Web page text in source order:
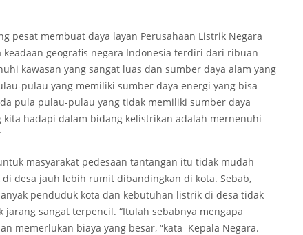
pesat membuat daya layan Perusahaan Listrik Negara
geografis negara Indonesia terdiri dari ribuan
kawasan yang sangat luas dan sumber daya alam yang
pulau yang memiliki sumber daya energi yang bisa
pula pulau-pulau yang tidak memiliki sumber daya
hadapi dalam bidang kelistrikan adalah mernenuhi
masyarakat pedesaan tantangan itu tidak mudah
desa jauh lebih rumit dibandingkan di kota. Sebab,
penduduk kota dan kebutuhan listrik di desa tidak
sangat terpencil. “Itulah sebabnya mengapa
memerlukan biaya yang besar, “kata Kepala Negara.